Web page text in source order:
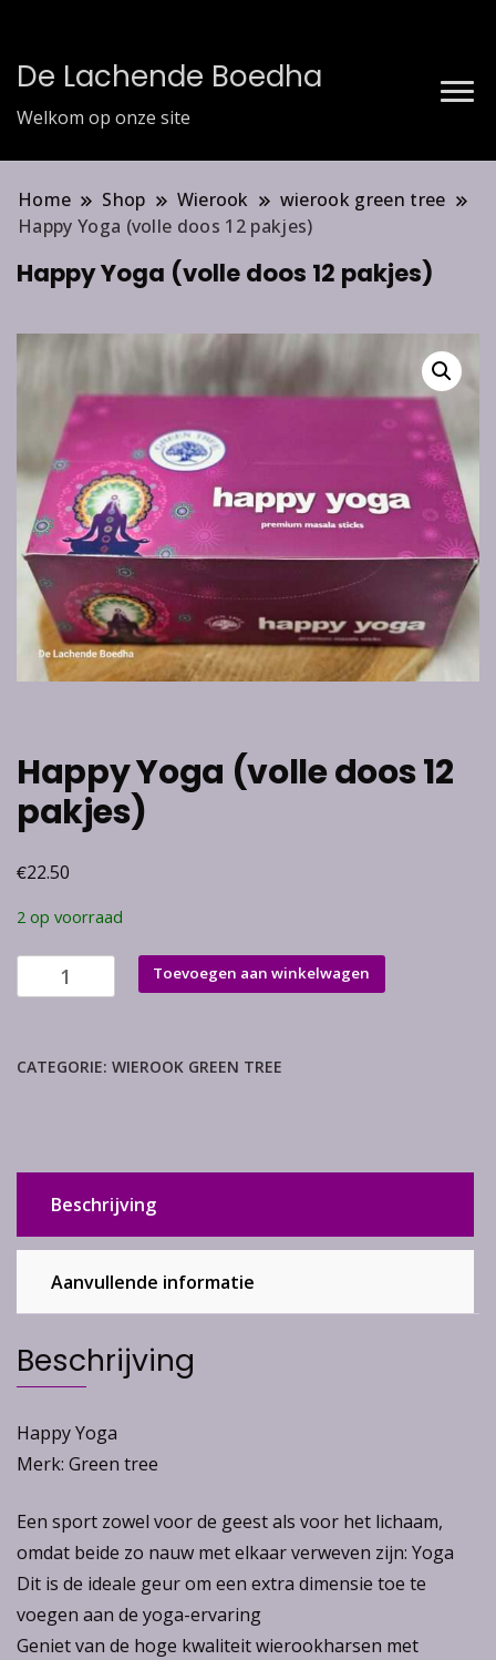
De Lachende Boedha
Welkom op onze site
Home Shop Wierook
wierook green tree
Happy Yoga (volle doos 12 pakjes)
Happy Yoga (volle doos 12 pakjes)
Happy Yoga (volle doos 12
pakjes)
€22.50
2 op voorraad
Happy
Yoga
12
Toevoegen aan winkelwagen
CATEGORIE: WIEROOK GREEN TREE
Beschrijving
Aanvullende informatie
Beschrijving
Happy Yoga
Merk: Green tree
Een sport zowel voor de geest als voor het lichaam,
omdat beide zo nauw met elkaar verweven zijn: Yoga
Dit is de ideale geur om een extra dimensie toe te
voegen aan de yoga-ervaring
Geniet van de hoge kwaliteit wierookharsen met